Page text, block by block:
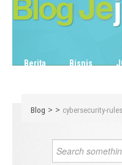
Berita Bisnis
Blog > > cybersecurity-